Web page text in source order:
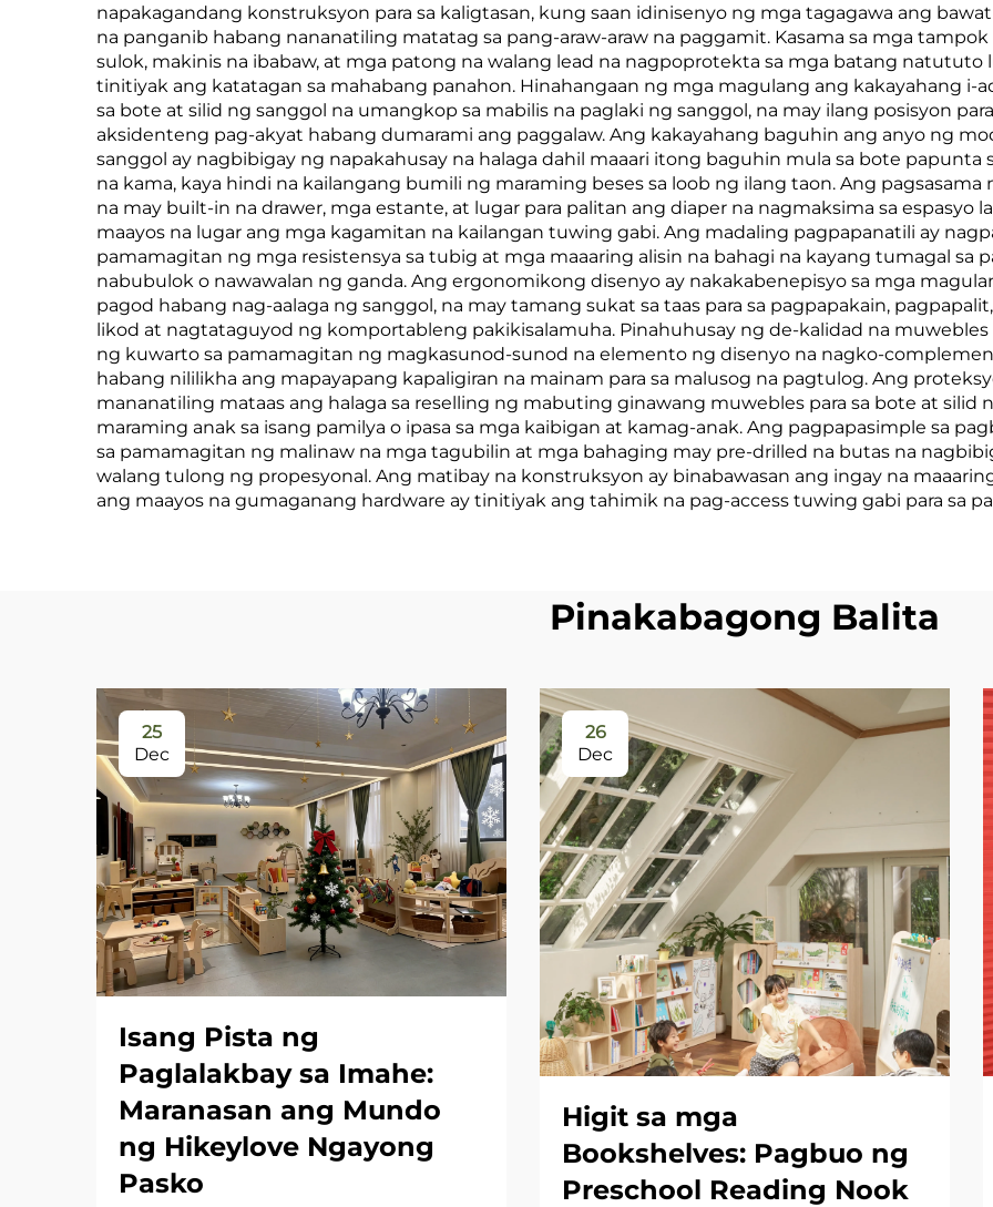
napakagandang konstruksyon para sa kaligtasan, kung saan idinisenyo ng mga tagagawa ang
na panganib habang nananatiling matatag sa pang-araw-araw na paggamit. Kasama sa mga
sulok, makinis na ibabaw, at mga patong na walang lead na nagpoprotekta sa mga batang
tinitiyak ang katatagan sa mahabang panahon. Hinahangaan ng mga magulang ang kakayahang i-
sa bote at silid ng sanggol na umangkop sa mabilis na paglaki ng sanggol, na may ilang posisyon
aksidenteng pag-akyat habang dumarami ang paggalaw. Ang kakayahang baguhin ang anyo ng
sanggol ay nagbibigay ng napakahusay na halaga dahil maaari itong baguhin mula sa bote papunta
na kama, kaya hindi na kailangang bumili ng maraming beses sa loob ng ilang taon. Ang
na may built-in na drawer, mga estante, at lugar para palitan ang diaper na nagmaksima sa espasyo
maayos na lugar ang mga kagamitan na kailangan tuwing gabi. Ang madaling pagpapanatili ay
pamamagitan ng mga resistensya sa tubig at mga maaaring alisin na bahagi na kayang tumagal
nabubulok o nawawalan ng ganda. Ang ergonomikong disenyo ay nakakabenepisyo sa mga
pagod habang nag-aalaga ng sanggol, na may tamang sukat sa taas para sa pagpapakain,
likod at nagtataguyod ng komportableng pakikisalamuha. Pinahuhusay ng de-kalidad na muwebles
ng kuwarto sa pamamagitan ng magkasunod-sunod na elemento ng disenyo na nagko-
habang nililikha ang mapayapang kapaligiran na mainam para sa malusog na pagtulog. Ang
mananatiling mataas ang halaga sa reselling ng mabuting ginawang muwebles para sa bote at silid
maraming anak sa isang pamilya o ipasa sa mga kaibigan at kamag-anak. Ang pagpapasimple sa
sa pamamagitan ng malinaw na mga tagubilin at mga bahaging may pre-drilled na butas na
walang tulong ng propesyonal. Ang matibay na konstruksyon ay binabawasan ang ingay na
ang maayos na gumaganang hardware ay tinitiyak ang tahimik na pag-access tuwing gabi para sa
Pinakabagong Balita
25
Dec
Isang Pista ng
Paglalakbay sa Imahe:
Maranasan ang Mundo
ng Hikeylove Ngayong
Pasko
26
Dec
Higit sa mga
Bookshelves: Pagbuo ng
Preschool Reading Nook